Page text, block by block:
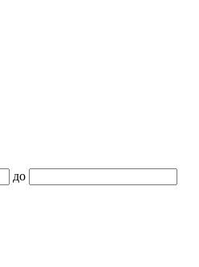
до